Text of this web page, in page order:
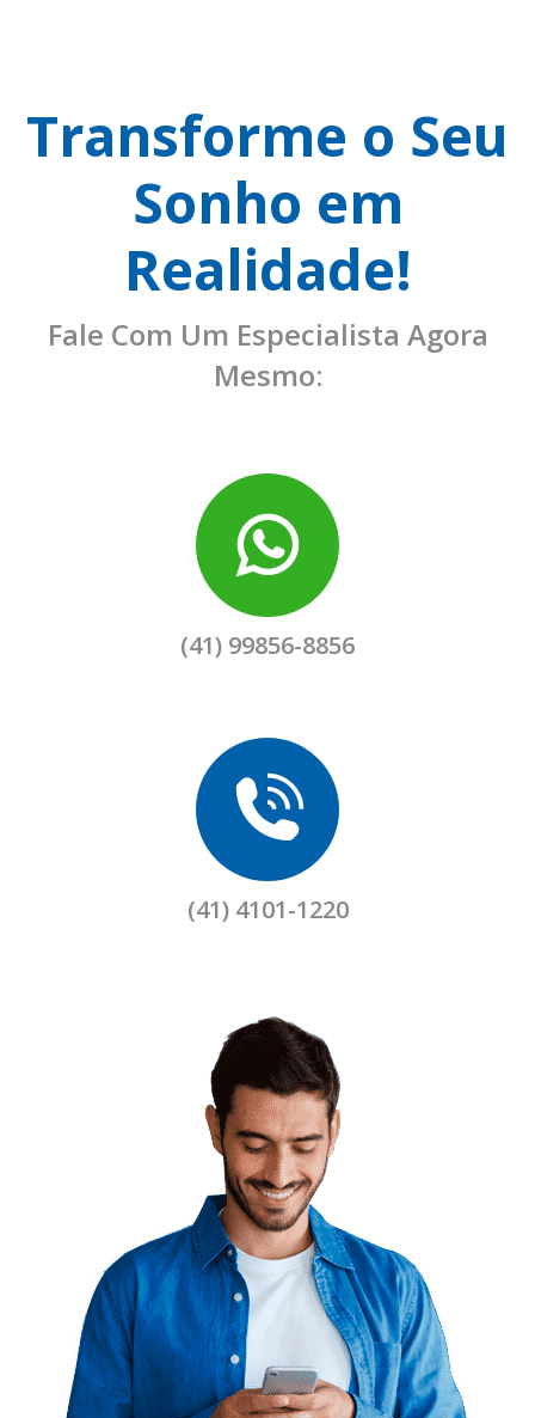
Transforme o Seu
Sonho em
Realidade!
Fale Com Um Especialista Agora
Mesmo:
(41) 99856-8856
(41) 4101-1220